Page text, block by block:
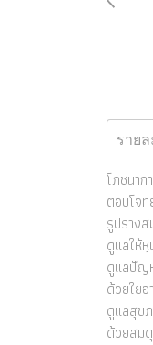
ราย
โภชนาก
ตอบโจ
รูปร่าง
ดูแลให้
ดูแลปัญ
ด้วยใยอ
ดูแลสุข
ด้วยสม